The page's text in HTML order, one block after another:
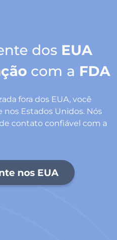
dos EUA
com a FDA
fora dos EUA, você
Estados Unidos. Nós
contato confiável com a
nos EUA